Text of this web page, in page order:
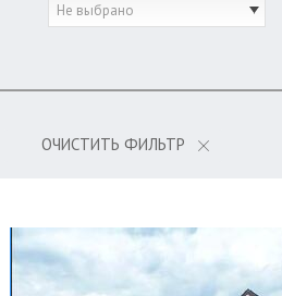
Не выбрано
ОЧИСТИТЬ ФИЛЬТР